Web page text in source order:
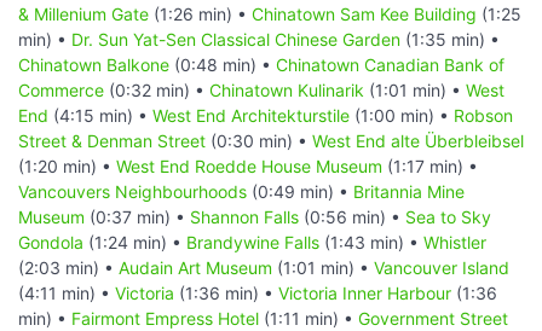
& Millenium Gate (1:26 min) • Chinatown Sam Kee Building (1:25
min) • Dr. Sun Yat-Sen Classical Chinese Garden (1:35 min) •
Chinatown Balkone (0:48 min) • Chinatown Canadian Bank of
Commerce (0:32 min) • Chinatown Kulinarik (1:01 min) • West
End (4:15 min) • West End Architekturstile (1:00 min) • Robson
Street & Denman Street (0:30 min) • West End alte Überbleibsel
(1:20 min) • West End Roedde House Museum (1:17 min) •
Vancouvers Neighbourhoods (0:49 min) • Britannia Mine
Museum (0:37 min) • Shannon Falls (0:56 min) • Sea to Sky
Gondola (1:24 min) • Brandywine Falls (1:43 min) • Whistler
(2:03 min) • Audain Art Museum (1:01 min) • Vancouver Island
(4:11 min) • Victoria (1:36 min) • Victoria Inner Harbour (1:36
min) • Fairmont Empress Hotel (1:11 min) • Government Street